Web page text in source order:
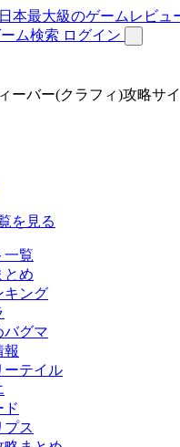
ム検索 ログイン
ーバー(クラフィ)攻略サ
を見る
一覧
とめ
キング
バグマ
報
ーテイル
ド
プス